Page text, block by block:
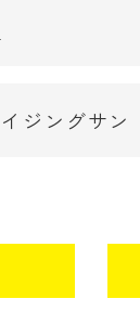
ジングサン